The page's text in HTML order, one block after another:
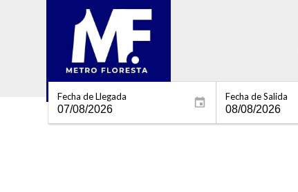
Fecha de Llegada Fecha de Salida